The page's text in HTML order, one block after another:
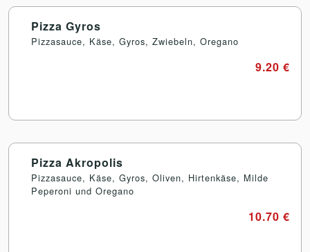
Pizza Gyros
Pizzasauce, Käse, Gyros, Zwiebeln, Oregano
9.20 €
Pizza Akropolis
Pizzasauce, Käse, Gyros, Oliven, Hirtenkäse, Milde
Peperoni und Oregano
10.70 €